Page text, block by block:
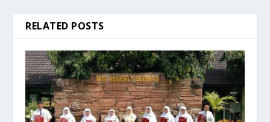
RELATED POSTS